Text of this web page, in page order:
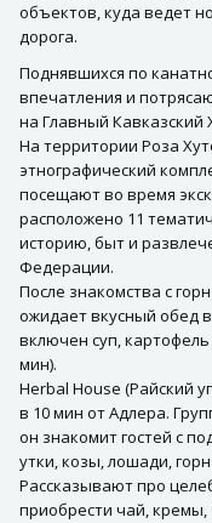
объектов, куда ведет
дорога.
Поднявшихся по
впечатления и
на Главный Кавказский
На территории Роза
этнографический
посещают во время
расположено 11
историю, быт и
Федерации.
После знакомства с
ожидает вкусный обед
включен суп,
мин).
Herbal House (Райский
в 10 мин от Адлера.
он знакомит гостей с
утки, козы, лошади,
Рассказывают про
приобрести чай, кремы,